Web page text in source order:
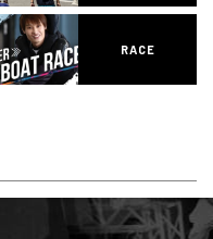
RACE